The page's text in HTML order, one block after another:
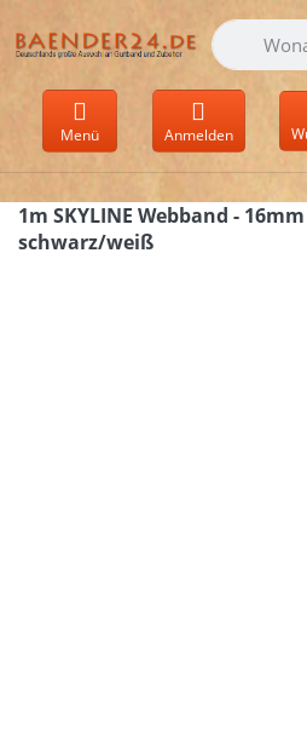
Geben Sie
Menü Anmelden
1m SKYLINE Webband -
schwarz/weiß